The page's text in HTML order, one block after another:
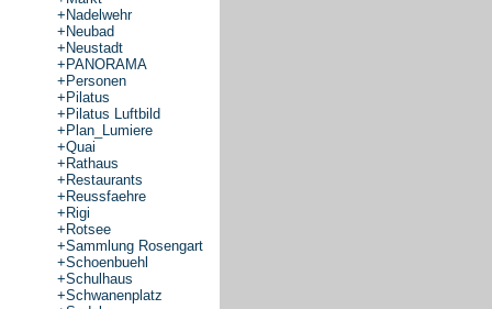
+ Nadelwehr
+ Neubad
+ Neustadt
+ PANORAMA
+ Personen
+ Pilatus
+ Pilatus Luftbild
+ Plan_Lumiere
+Quai
+ Rathaus
+ Restaurants
+ Reussfaehre
+ Rigi
+ Rotsee
+Sammlung Rosengart
+Schoenbuehl
+Schulhaus
+Schwanenplatz